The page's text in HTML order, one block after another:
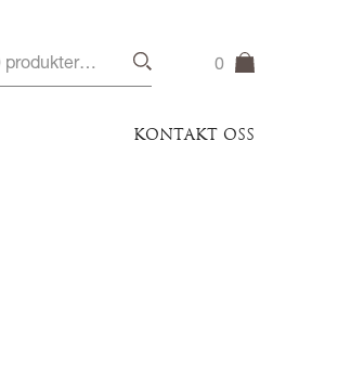
0
KONTAKT OSS